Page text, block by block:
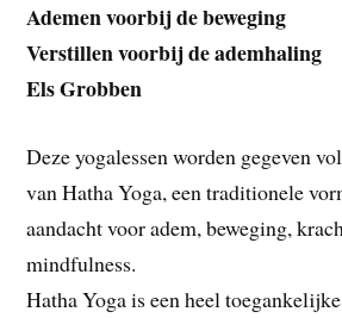
Ademen voorbij de beweging
Verstillen voorbij de ademhaling
Els Grobben
Deze yogalessen worden gegeven
van Hatha Yoga, een traditionele
aandacht voor adem, beweging,
mindfulness.
Hatha Yoga is een heel